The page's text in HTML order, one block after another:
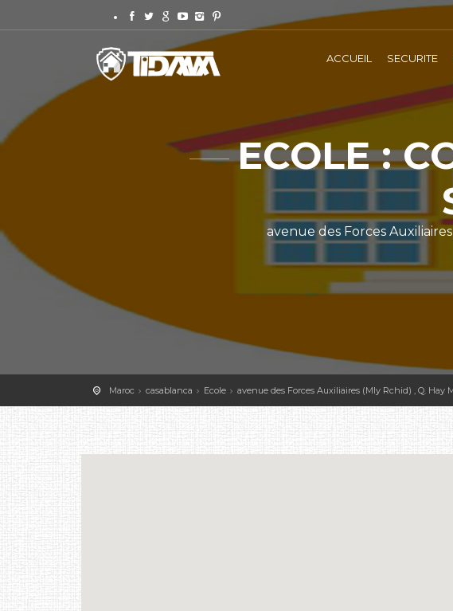
ACCUEIL SECURITE
ECOLE :
avenue des Forces
Maroc casablanca Ecole avenue des Forces Auxiliaires (Mly Rchid) , Q. Hay